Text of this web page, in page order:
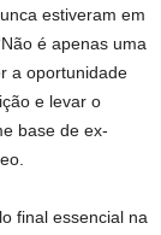
estiveram em
é apenas uma
a oportunidade
e levar o
base de ex-
final essencial na